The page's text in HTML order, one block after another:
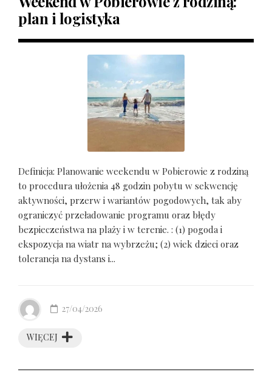
plan i logistyka
Definicja: Planowanie weekendu w Pobierowie z rodziną
to procedura ułożenia 48 godzin pobytu w sekwencję
aktywności, przerw i wariantów pogodowych, tak aby
ograniczyć przeładowanie programu oraz błędy
bezpieczeństwa na plaży i w terenie. : (1) pogoda i
ekspozycja na wiatr na wybrzeżu; (2) wiek dzieci oraz
tolerancja na dystans i...
WIĘCEJ
27/04/2026